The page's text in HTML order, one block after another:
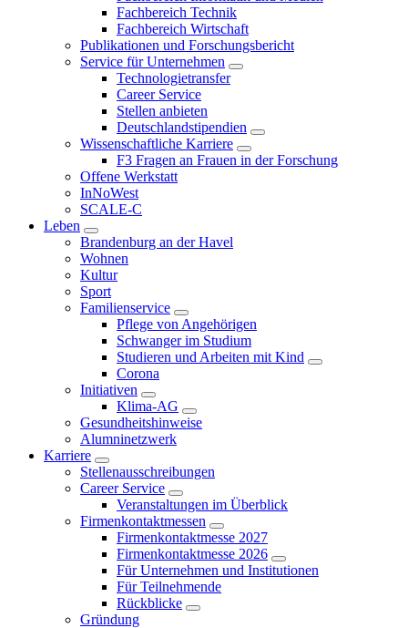
Fachbereich Technik
Fachbereich Wirtschaft
Publikationen und Forschungsbericht
Service für Unternehmen
Technologietransfer
Career Service
Stellen anbieten
Deutschlandstipendien
Wissenschaftliche Karriere
F3 Fragen an Frauen in der Forschung
Offene Werkstatt
InNoWest
SCALE-C
Leben
Brandenburg an der Havel
Wohnen
Kultur
Sport
Familienservice
Pflege von Angehörigen
Schwanger im Studium
Studieren und Arbeiten mit Kind
Corona
Initiativen
Klima-AG
Gesundheitshinweise
Alumninetzwerk
Karriere
Stellenausschreibungen
Career Service
Veranstaltungen im Überblick
Firmenkontaktmessen
Firmenkontaktmesse 2027
Firmenkontaktmesse 2026
Für Unternehmen und Institutionen
Für Teilnehmende
Rückblicke
Gründung